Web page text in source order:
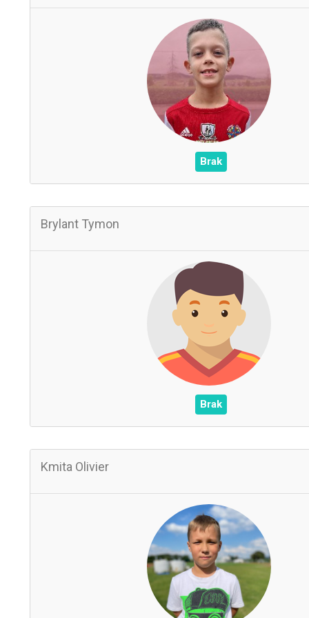
Brak
Zagrane mecze
Czas na boisku
Wynik
Asysty
Brylant Tymon
Brak
Zagrane mecze
Czas na boisku
Asysty
Kmita Olivier
Zagrane mecze
Czas na boisku
Wynik
Asysty